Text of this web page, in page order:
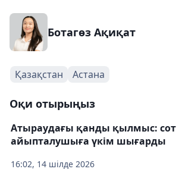
Ботагөз Ақиқат
Қазақстан Астана
Оқи отырыңыз
16:02, 14 шілде 2026
Атыраудағы қанды қылмыс: сот
айыпталушыға үкім шығарды